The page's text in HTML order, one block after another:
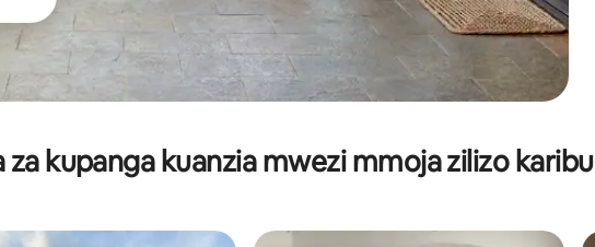
za kupanga kuanzia mwezi mmoja zilizo karibu